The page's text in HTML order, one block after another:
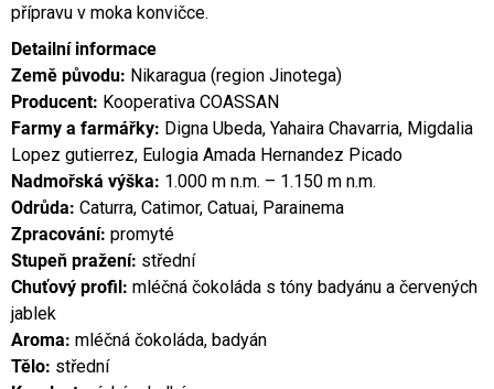
přípravu v moka konvičce.
Detailní informace
Země původu: Nikaragua (region Jinotega)
Producent: Kooperativa COASSAN
Farmy a farmářky: Digna Ubeda, Yahaira Chavarria, Migdalia
Lopez gutierrez, Eulogia Amada Hernandez Picado
Nadmořská výška: 1.000 m n.m. – 1.150 m n.m.
Odrůda: Caturra, Catimor, Catuai, Parainema
Zpracování: promyté
Stupeň pražení: střední
Chuťový profil: mléčná čokoláda s tóny badyánu a červených
jablek
Aroma: mléčná čokoláda, badyán
Tělo: střední